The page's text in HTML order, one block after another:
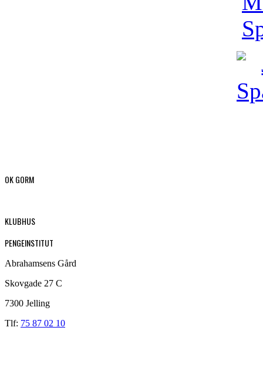
OK GORM
KLUBHUS
PENGEINSTITUT
Abrahamsens Gård
Skovgade 27 C
7300 Jelling
Tlf: 75 87 02 10